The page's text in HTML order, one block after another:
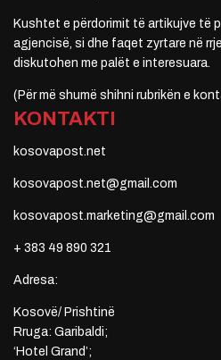
Kushtet e përdorimit të artikujve të
agjencisë, si dhe faqet zyrtare në
diskutohen me palët e interesuara.
(Për më shumë shihni rubrikën e
KONTAKTI
kosovapost.net
kosovapost.net@gmail.com
kosovapost.marketing@gmail.com
+ 383 49 890 321
Adresa:
Kosovë/ Prishtinë
Rruga: Garibaldi;
‘Hotel Grand’;